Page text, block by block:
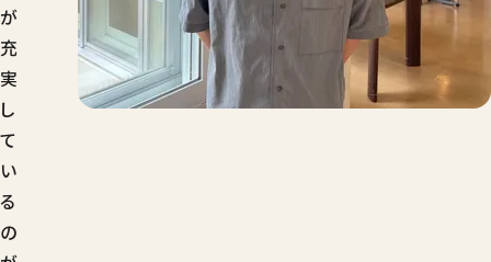
が
充
実
し
て
い
る
の